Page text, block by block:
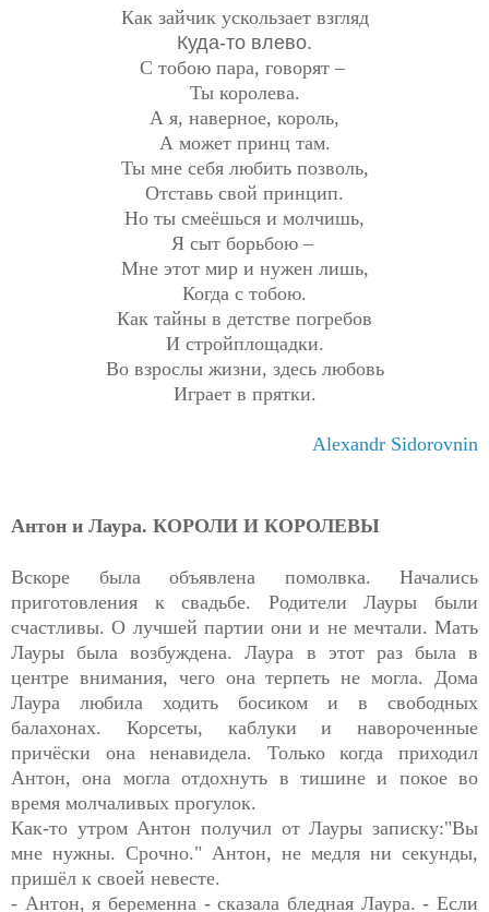
Как зайчик ускользает взгляд
Куда-то влево.
С тобою пара, говорят –
Ты королева.
А я, наверное, король,
А может принц там.
Ты мне себя любить позволь,
Отставь свой принцип.
Но ты смеёшься и молчишь,
Я сыт борьбою –
Мне этот мир и нужен лишь,
Когда с тобою.
Как тайны в детстве погребов
И стройплощадки.
Во взрослы жизни, здесь любовь
Играет в прятки.
Alexandr Sidorovnin
Антон и Лаура. КОРОЛИ И КОРОЛЕВЫ
Вскоре была объявлена помолвка. Начались
приготовления к свадьбе. Родители Лауры были
счастливы. О лучшей партии они и не мечтали. Мать
Лауры была возбуждена. Лаура в этот раз была в
центре внимания, чего она терпеть не могла. Дома
Лаура любила ходить босиком и в свободных
балахонах. Корсеты, каблуки и навороченные
причёски она ненавидела. Только когда приходил
Антон, она могла отдохнуть в тишине и покое во
время молчаливых прогулок.
Как-то утром Антон получил от Лауры записку:"Вы
мне нужны. Срочно." Антон, не медля ни секунды,
пришёл к своей невесте.
- Антон, я беременна - сказала бледная Лаура. - Если